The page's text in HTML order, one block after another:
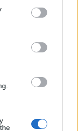
i el lloc web en